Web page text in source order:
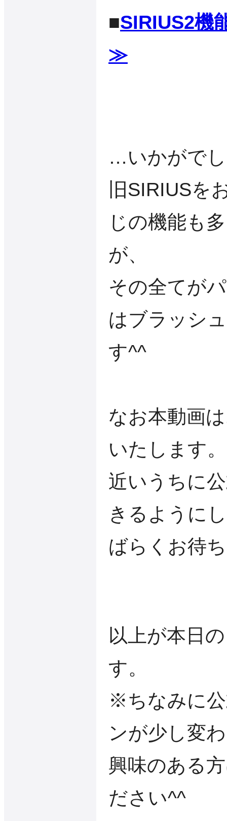
■SIRIUS2機
≫
…いかがで
旧SIRIUSを
じの機能も
が、
その全てが
はブラッシ
す^^
なお本動画
いたします。
近いうちに
きるように
ばらくお待
以上が本日
す。
※ちなみに
ンが少し変
興味のある
ださい^^